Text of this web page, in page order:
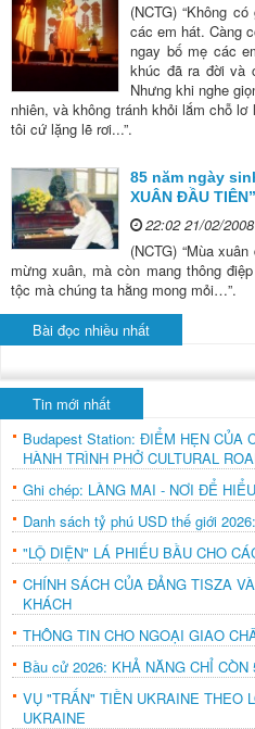
(NCTG) “Không
các em hát. Càng
ngay bố mẹ các
khúc đã ra đời và
Nhưng khi nghe
nhiên, và không tránh khỏi lắm chỗ
tôi cứ lặng lẽ rơi...”.
85 năm ngày
XUÂN ĐẦU
22:02 21/02/2008
(NCTG) “Mùa
mừng xuân, mà còn mang thông
tộc mà chúng ta hằng mong mỏi…”.
Bài đọc nhiều nhất
Tin mới nhất
Budapest Station: ĐIỂM HẸN CỦA
HÀNH TRÌNH PHỞ CULTURAL
Ghi chép: LÀNG MAI - NƠI ĐỂ
Danh sách tỷ phú USD thế giới
"LỘ DIỆN" LÁ PHIẾU BẦU CHO
CHÍNH SÁCH CỦA ĐẢNG TISZA
KHÁCH
THÔNG TIN CHO NGOẠI GIAO
Bầu cử 2026: KHẢ NĂNG CHỈ
VỤ "TRẤN" TIỀN UKRAINE THEO
UKRAINE